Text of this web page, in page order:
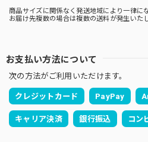
商品サイズに関係なく発送地域により一律に
お届け先複数の場合は複数の送料が発生いた
お支払い方法について
次の方法がご利用いただけます。
クレジットカード PayPay
キャリア決済 銀行振込 コン